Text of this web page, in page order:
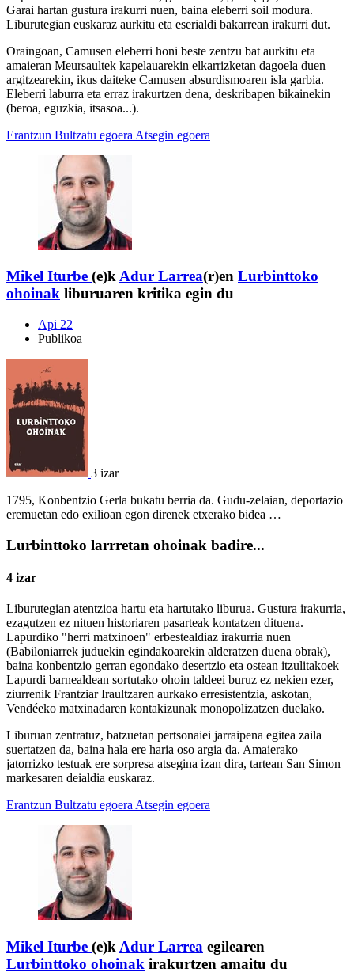
Garai hartan gustura irakurri nuen, baina eleberri soil modura.
Liburutegian euskaraz aurkitu eta eserialdi bakarrean irakurri dut.
Oraingoan, Camusen eleberri honi beste zentzu bat aurkitu eta
amaieran Meursaultek kapelauarekin elkarrizketan dagoela duen
argitzearekin, ikus daiteke Camusen absurdismoaren isla garbia.
Eleberri laburra eta erraz irakurtzen dena, deskribapen bikainekin
(beroa, eguzkia, itsasoa...).
Erantzun Bultzatu egoera Atsegin egoera
Mikel Iturbe (e)kAdur Larrea(r)en Lurbinttoko
ohoinak liburuaren kritika egin du
Api 22
Publikoa
3 izar
1795, Konbentzio Gerla bukatu berria da. Gudu-zelaian, deportazio
eremuetan edo exilioan egon direnek etxerako bidea …
Lurbinttoko larrretan ohoinak badire...
4 izar
Liburutegian atentzioa hartu eta hartutako liburua. Gustura irakurria,
ezagutzen ez nituen historiaren pasarteak kontatzen dituena.
Lapurdiko "herri matxinoen" erbestealdiaz irakurria nuen
(Babiloniarrek juduekin egindakoarekin alderatzen duena obrak),
baina konbentzio gerran egondako desertzio eta ostean itzulitakoek
Lapurdi barnealdean sortutako ohoin taldeei buruz ez nekien ezer,
ziurrenik Frantziar Iraultzaren aurkako erresistentzia, askotan,
Vendéeko matxinadaren kontakizunak monopolizatzen duelako.
Liburuan zentratuz, batzuetan pertsonaiei jarraipena egitea zaila
suertatzen da, baina hala ere haria oso argia da. Amaierako
jatorrizko testuak ere sorpresa atsegina izan dira, tartean San Simon
markesaren deialdia euskaraz.
Erantzun Bultzatu egoera Atsegin egoera
Mikel Iturbe (e)k Adur Larrea egilearen
Lurbinttoko ohoinak irakurtzen amaitu du